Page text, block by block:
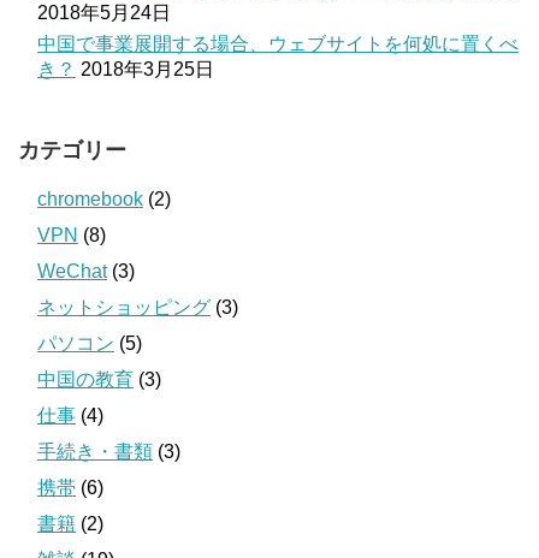
2018年5月24日
中国で事業展開する場合、ウェブサイトを何処に置くべ
き？ 2018年3月25日
カテゴリー
chromebook (2)
VPN (8)
WeChat(3)
ネットショッピング (3)
パソコン (5)
中国の教育 (3)
仕事 (4)
手続き・書類 (3)
携帯 (6)
書籍 (2)